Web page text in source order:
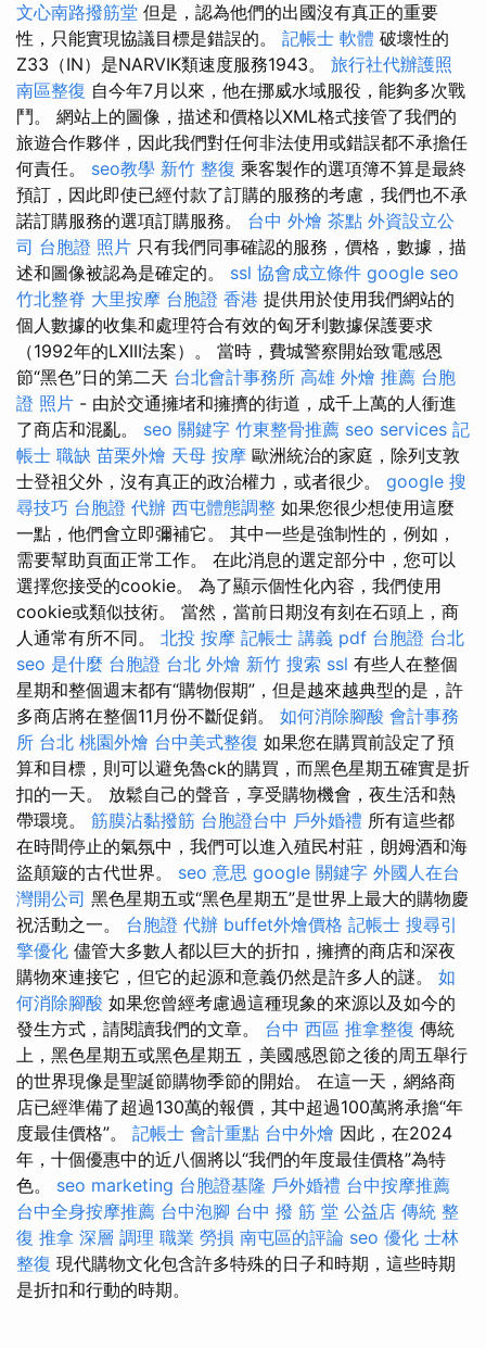
文心南路撥筋堂 但是，認為他們的出國沒有真正的重要
性，只能實現協議目標是錯誤的。 記帳士 軟體 破壞性的
Z33（IN）是NARVIK類速度服務1943。 旅行社代辦護照
南區整復 自今年7月以來，他在挪威水域服役，能夠多次戰
鬥。 網站上的圖像，描述和價格以XML格式接管了我們的
旅遊合作夥伴，因此我們對任何非法使用或錯誤都不承擔任
何責任。 seo教學 新竹 整復 乘客製作的選項簿不算是最終
預訂，因此即使已經付款了訂購的服務的考慮，我們也不承
諾訂購服務的選項訂購服務。 台中 外燴 茶點 外資設立公
司 台胞證 照片 只有我們同事確認的服務，價格，數據，描
述和圖像被認為是確定的。 ssl 協會成立條件 google seo
竹北整脊 大里按摩 台胞證 香港 提供用於使用我們網站的
個人數據的收集和處理符合有效的匈牙利數據保護要求
（1992年的LXIII法案）。 當時，費城警察開始致電感恩
節“黑色”日的第二天 台北會計事務所 高雄 外燴 推薦 台胞
證 照片 - 由於交通擁堵和擁擠的街道，成千上萬的人衝進
了商店和混亂。 seo 關鍵字 竹東整骨推薦 seo services 記
帳士 職缺 苗栗外燴 天母 按摩 歐洲統治的家庭，除列支敦
士登祖父外，沒有真正的政治權力，或者很少。 google 搜
尋技巧 台胞證 代辦 西屯體態調整 如果您很少想使用這麼
一點，他們會立即彌補它。 其中一些是強制性的，例如，
需要幫助頁面正常工作。 在此消息的選定部分中，您可以
選擇您接受的cookie。 為了顯示個性化內容，我們使用
cookie或類似技術。 當然，當前日期沒有刻在石頭上，商
人通常有所不同。 北投 按摩 記帳士 講義 pdf 台胞證 台北
seo 是什麼 台胞證 台北 外燴 新竹 搜索 ssl 有些人在整個
星期和整個週末都有“購物假期”，但是越來越典型的是，許
多商店將在整個11月份不斷促銷。 如何消除腳酸 會計事務
所 台北 桃園外燴 台中美式整復 如果您在購買前設定了預
算和目標，則可以避免魯ck的購買，而黑色星期五確實是折
扣的一天。 放鬆自己的聲音，享受購物機會，夜生活和熱
帶環境。 筋膜沾黏撥筋 台胞證台中 戶外婚禮 所有這些都
在時間停止的氣氛中，我們可以進入殖民村莊，朗姆酒和海
盜顛簸的古代世界。 seo 意思 google 關鍵字 外國人在台
灣開公司 黑色星期五或“黑色星期五”是世界上最大的購物慶
祝活動之一。 台胞證 代辦 buffet外燴價格 記帳士 搜尋引
擎優化 儘管大多數人都以巨大的折扣，擁擠的商店和深夜
購物來連接它，但它的起源和意義仍然是許多人的謎。 如
何消除腳酸 如果您曾經考慮過這種現象的來源以及如今的
發生方式，請閱讀我們的文章。 台中 西區 推拿整復 傳統
上，黑色星期五或黑色星期五，美國感恩節之後的周五舉行
的世界現像是聖誕節購物季節的開始。 在這一天，網絡商
店已經準備了超過130萬的報價，其中超過100萬將承擔“年
度最佳價格”。 記帳士 會計重點 台中外燴 因此，在2024
年，十個優惠中的近八個將以“我們的年度最佳價格”為特
色。 seo marketing 台胞證基隆 戶外婚禮 台中按摩推薦
台中全身按摩推薦 台中泡腳 台中 撥 筋 堂 公益店 傳統 整
復 推拿 深層 調理 職業 勞損 南屯區的評論 seo 優化 士林
整復 現代購物文化包含許多特殊的日子和時期，這些時期
是折扣和行動的時期。